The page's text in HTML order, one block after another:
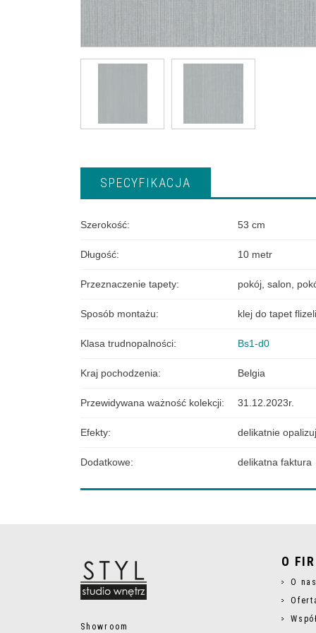
SPECYFIKACJA
Szerokość: 53 cm
Długość: 10 metr
Przeznaczenie tapety: pokój salon
Sposób montażu: klej do tapet
Klasa trudnopalności: Bs1-d0
Kraj pochodzenia: Belgia
Przewidywana ważność kolekcji: 31.12.2023r.
Efekty: delikatnie
Dodatkowe: delikatna faktura
Showroom
O
O